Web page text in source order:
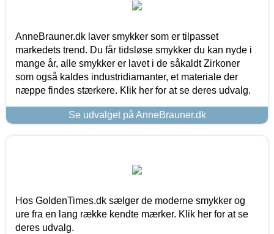
AnneBrauner.dk laver smykker som er tilpasset
markedets trend. Du får tidsløse smykker du kan nyde i
mange år, alle smykker er lavet i de såkaldt Zirkoner
som også kaldes industridiamanter, et materiale der
næppe findes stærkere. Klik her for at se deres udvalg.
Se udvalget på AnneBrauner.dk
Hos GoldenTimes.dk sælger de moderne smykker og
ure fra en lang række kendte mærker. Klik her for at se
deres udvalg.